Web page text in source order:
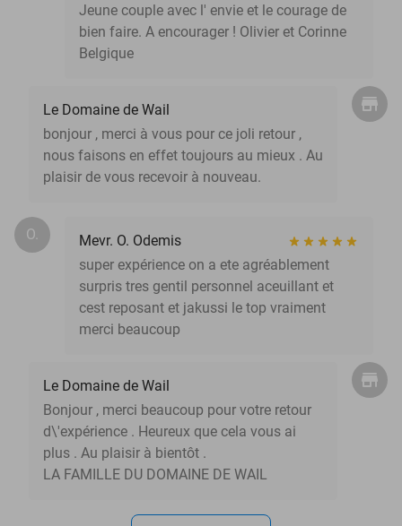
Jeune couple avec l' envie et le courage de
bien faire. A encourager ! Olivier et Corinne
Belgique
Le Domaine de Wail
bonjour , merci à vous pour ce joli retour ,
nous faisons en effet toujours au mieux . Au
plaisir de vous recevoir à nouveau.
O.
Mevr. O. Odemis
super expérience on a ete agréablement
surpris tres gentil personnel aceuillant et
cest reposant et jakussi le top vraiment
merci beaucoup
Le Domaine de Wail
Bonjour , merci beaucoup pour votre retour
d\'expérience . Heureux que cela vous ai
plus . Au plaisir à bientôt .
LA FAMILLE DU DOMAINE DE WAIL